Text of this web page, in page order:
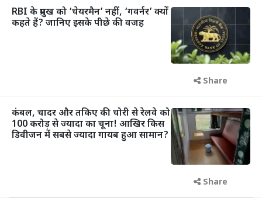
RBI के प्रमुख को ‘चेयरमैन’ नहीं, ‘गवर्नर’ क्यों
कहते हैं? जानिए इसके पीछे की वजह
Share
कंबल, चादर और तकिए की चोरी से रेलवे को
100 करोड़ से ज्यादा का चूना! आखिर किस
डिवीजन में सबसे ज्यादा गायब हुआ सामान?
Share